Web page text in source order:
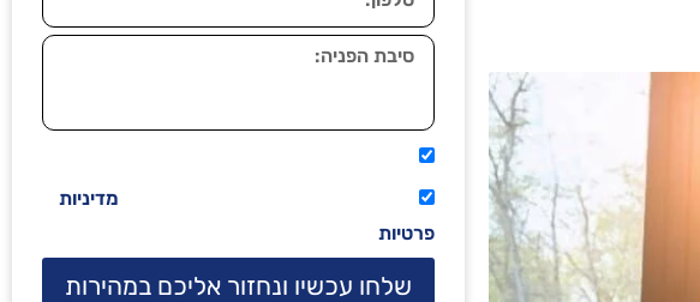
מדיניות
פרטיות
שלחו עכשיו ונחזור אליכם במהירות